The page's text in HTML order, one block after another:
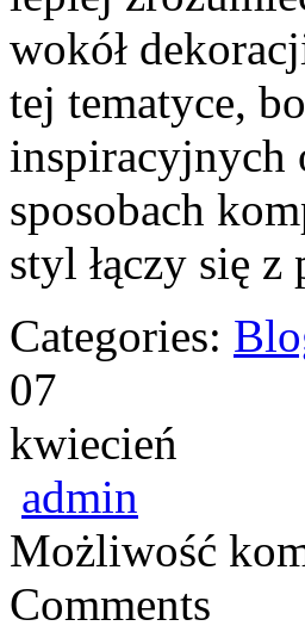
wokół
tej tematyce,
inspiracyjnych
sposobach
styl łączy się
Categories:
07
kwiecień
admin
Możliwość
Comments